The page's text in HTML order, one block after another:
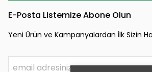
E-Posta Listemize Abone Olun
Yeni Ürün ve Kampanyalardan İlk Sizin